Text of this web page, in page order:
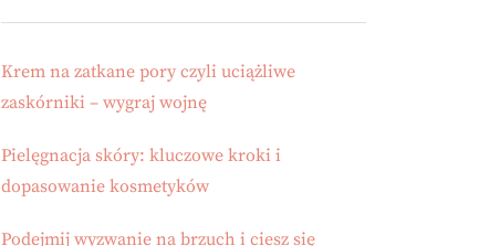
Krem na zatkane pory czyli uciążliwe
zaskórniki – wygraj wojnę
Pielęgnacja skóry: kluczowe kroki i
dopasowanie kosmetyków
Podejmij wyzwanie na brzuch i ciesz się